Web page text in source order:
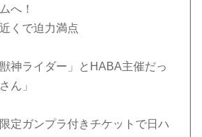
へ！
くで迫力満点
神ライダー」とHABA主催だっ
ん」
定ガンプラ付きチケットで日ハ